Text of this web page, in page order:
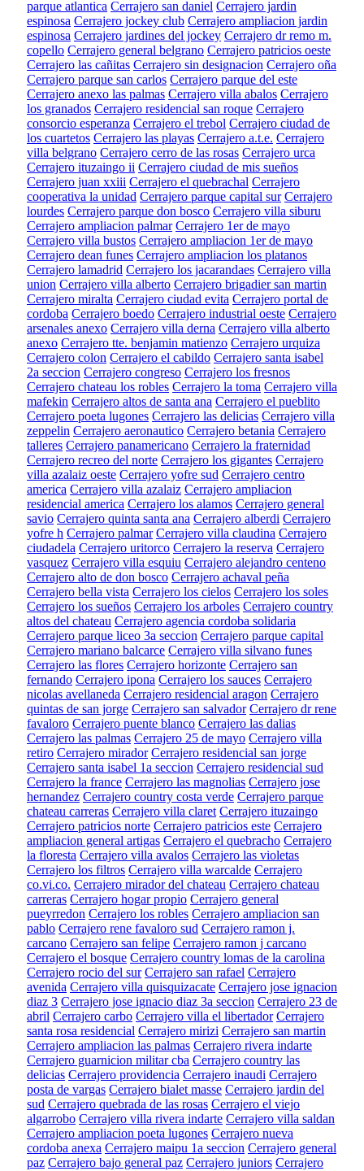
parque atlantica Cerrajero san daniel Cerrajero jardin
espinosa Cerrajero jockey club Cerrajero ampliacion jardin
espinosa Cerrajero jardines del jockey Cerrajero dr remo m.
copello Cerrajero general belgrano Cerrajero patricios oeste
Cerrajero las cañitas Cerrajero sin designacion Cerrajero oña
Cerrajero parque san carlos Cerrajero parque del este
Cerrajero anexo las palmas Cerrajero villa abalos Cerrajero
los granados Cerrajero residencial san roque Cerrajero
consorcio esperanza Cerrajero el trebol Cerrajero ciudad de
los cuartetos Cerrajero las playas Cerrajero a.t.e. Cerrajero
villa belgrano Cerrajero cerro de las rosas Cerrajero urca
Cerrajero ituzaingo ii Cerrajero ciudad de mis sueños
Cerrajero juan xxiii Cerrajero el quebrachal Cerrajero
cooperativa la unidad Cerrajero parque capital sur Cerrajero
lourdes Cerrajero parque don bosco Cerrajero villa siburu
Cerrajero ampliacion palmar Cerrajero 1er de mayo
Cerrajero villa bustos Cerrajero ampliacion 1er de mayo
Cerrajero dean funes Cerrajero ampliacion los platanos
Cerrajero lamadrid Cerrajero los jacarandaes Cerrajero villa
union Cerrajero villa alberto Cerrajero brigadier san martin
Cerrajero miralta Cerrajero ciudad evita Cerrajero portal de
cordoba Cerrajero boedo Cerrajero industrial oeste Cerrajero
arsenales anexo Cerrajero villa derna Cerrajero villa alberto
anexo Cerrajero tte. benjamin matienzo Cerrajero urquiza
Cerrajero colon Cerrajero el cabildo Cerrajero santa isabel
2a seccion Cerrajero congreso Cerrajero los fresnos
Cerrajero chateau los robles Cerrajero la toma Cerrajero villa
mafekin Cerrajero altos de santa ana Cerrajero el pueblito
Cerrajero poeta lugones Cerrajero las delicias Cerrajero villa
zeppelin Cerrajero aeronautico Cerrajero betania Cerrajero
talleres Cerrajero panamericano Cerrajero la fraternidad
Cerrajero recreo del norte Cerrajero los gigantes Cerrajero
villa azalaiz oeste Cerrajero yofre sud Cerrajero centro
america Cerrajero villa azalaiz Cerrajero ampliacion
residencial america Cerrajero los alamos Cerrajero general
savio Cerrajero quinta santa ana Cerrajero alberdi Cerrajero
yofre h Cerrajero palmar Cerrajero villa claudina Cerrajero
ciudadela Cerrajero uritorco Cerrajero la reserva Cerrajero
vasquez Cerrajero villa esquiu Cerrajero alejandro centeno
Cerrajero alto de don bosco Cerrajero achaval peña
Cerrajero bella vista Cerrajero los cielos Cerrajero los soles
Cerrajero los sueños Cerrajero los arboles Cerrajero country
altos del chateau Cerrajero agencia cordoba solidaria
Cerrajero parque liceo 3a seccion Cerrajero parque capital
Cerrajero mariano balcarce Cerrajero villa silvano funes
Cerrajero las flores Cerrajero horizonte Cerrajero san
fernando Cerrajero ipona Cerrajero los sauces Cerrajero
nicolas avellaneda Cerrajero residencial aragon Cerrajero
quintas de san jorge Cerrajero san salvador Cerrajero dr rene
favaloro Cerrajero puente blanco Cerrajero las dalias
Cerrajero las palmas Cerrajero 25 de mayo Cerrajero villa
retiro Cerrajero mirador Cerrajero residencial san jorge
Cerrajero santa isabel 1a seccion Cerrajero residencial sud
Cerrajero la france Cerrajero las magnolias Cerrajero jose
hernandez Cerrajero country costa verde Cerrajero parque
chateau carreras Cerrajero villa claret Cerrajero ituzaingo
Cerrajero patricios norte Cerrajero patricios este Cerrajero
ampliacion general artigas Cerrajero el quebracho Cerrajero
la floresta Cerrajero villa avalos Cerrajero las violetas
Cerrajero los filtros Cerrajero villa warcalde Cerrajero
co.vi.co. Cerrajero mirador del chateau Cerrajero chateau
carreras Cerrajero hogar propio Cerrajero general
pueyrredon Cerrajero los robles Cerrajero ampliacion san
pablo Cerrajero rene favaloro sud Cerrajero ramon j.
carcano Cerrajero san felipe Cerrajero ramon j carcano
Cerrajero el bosque Cerrajero country lomas de la carolina
Cerrajero rocio del sur Cerrajero san rafael Cerrajero
avenida Cerrajero villa quisquizacate Cerrajero jose ignacion
diaz 3 Cerrajero jose ignacio diaz 3a seccion Cerrajero 23 de
abril Cerrajero carbo Cerrajero villa el libertador Cerrajero
santa rosa residencial Cerrajero mirizi Cerrajero san martin
Cerrajero ampliacion las palmas Cerrajero rivera indarte
Cerrajero guarnicion militar cba Cerrajero country las
delicias Cerrajero providencia Cerrajero inaudi Cerrajero
posta de vargas Cerrajero bialet masse Cerrajero jardin del
sud Cerrajero quebrada de las rosas Cerrajero el viejo
algarrobo Cerrajero villa rivera indarte Cerrajero villa saldan
Cerrajero ampliacion poeta lugones Cerrajero nueva
cordoba anexa Cerrajero maipu 1a seccion Cerrajero general
paz Cerrajero bajo general paz Cerrajero juniors Cerrajero